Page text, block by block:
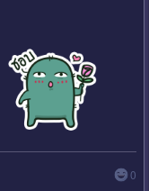
0